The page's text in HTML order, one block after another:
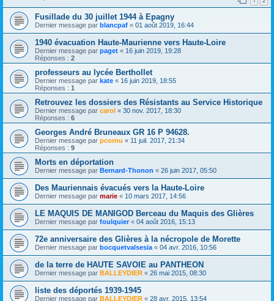
Fusillade du 30 juillet 1944 à Epagny
Dernier message par blancpaf « 01 août 2019, 16:44
1940 évacuation Haute-Maurienne vers Haute-Loire
Dernier message par paget « 16 juin 2019, 19:28
Réponses : 2
professeurs au lycée Berthollet
Dernier message par kate « 16 juin 2019, 18:55
Réponses : 1
Retrouvez les dossiers des Résistants au Service Historique
Dernier message par carol « 30 nov. 2017, 18:30
Réponses : 6
Georges André Bruneaux GR 16 P 94628.
Dernier message par pcornu « 11 juil. 2017, 21:34
Réponses : 9
Morts en déportation
Dernier message par Bernard-Thonon « 26 juin 2017, 05:50
Des Mauriennais évacués vers la Haute-Loire
Dernier message par marie « 10 mars 2017, 14:56
LE MAQUIS DE MANIGOD Berceau du Maquis des Glières
Dernier message par foulquier « 04 août 2016, 15:13
72e anniversaire des Glières à la nécropole de Morette
Dernier message par bocquetvalsesia « 04 avr. 2016, 10:56
de la terre de HAUTE SAVOIE au PANTHEON
Dernier message par BALLEYDIER « 26 mai 2015, 08:30
liste des déportés 1939-1945
Dernier message par BALLEYDIER « 28 avr. 2015, 13:54